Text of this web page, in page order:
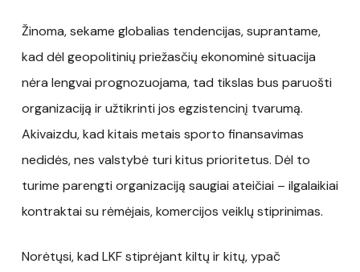
Žinoma, sekame globalias tendencijas, suprantame,
kad dėl geopolitinių priežasčių ekonominė situacija
nėra lengvai prognozuojama, tad tikslas bus paruošti
organizaciją ir užtikrinti jos egzistencinį tvarumą.
Akivaizdu, kad kitais metais sporto finansavimas
nedidės, nes valstybė turi kitus prioritetus. Dėl to
turime parengti organizaciją saugiai ateičiai – ilgalaikiai
kontraktai su rėmėjais, komercijos veiklų stiprinimas.
Norėtųsi, kad LKF stiprėjant kiltų ir kitų, ypač